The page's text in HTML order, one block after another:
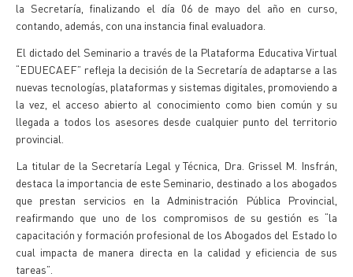
la Secretaría, finalizando el día 06 de mayo del año en curso,
contando, además, con una instancia final evaluadora.
El dictado del Seminario a través de la Plataforma Educativa Virtual
“EDUECAEF” refleja la decisión de la Secretaría de adaptarse a las
nuevas tecnologías, plataformas y sistemas digitales, promoviendo a
la vez, el acceso abierto al conocimiento como bien común y su
llegada a todos los asesores desde cualquier punto del territorio
provincial.
La titular de la Secretaría Legal y Técnica, Dra. Grissel M. Insfrán,
destaca la importancia de este Seminario, destinado a los abogados
que prestan servicios en la Administración Pública Provincial,
reafirmando que uno de los compromisos de su gestión es “la
capacitación y formación profesional de los Abogados del Estado lo
cual impacta de manera directa en la calidad y eficiencia de sus
tareas”.